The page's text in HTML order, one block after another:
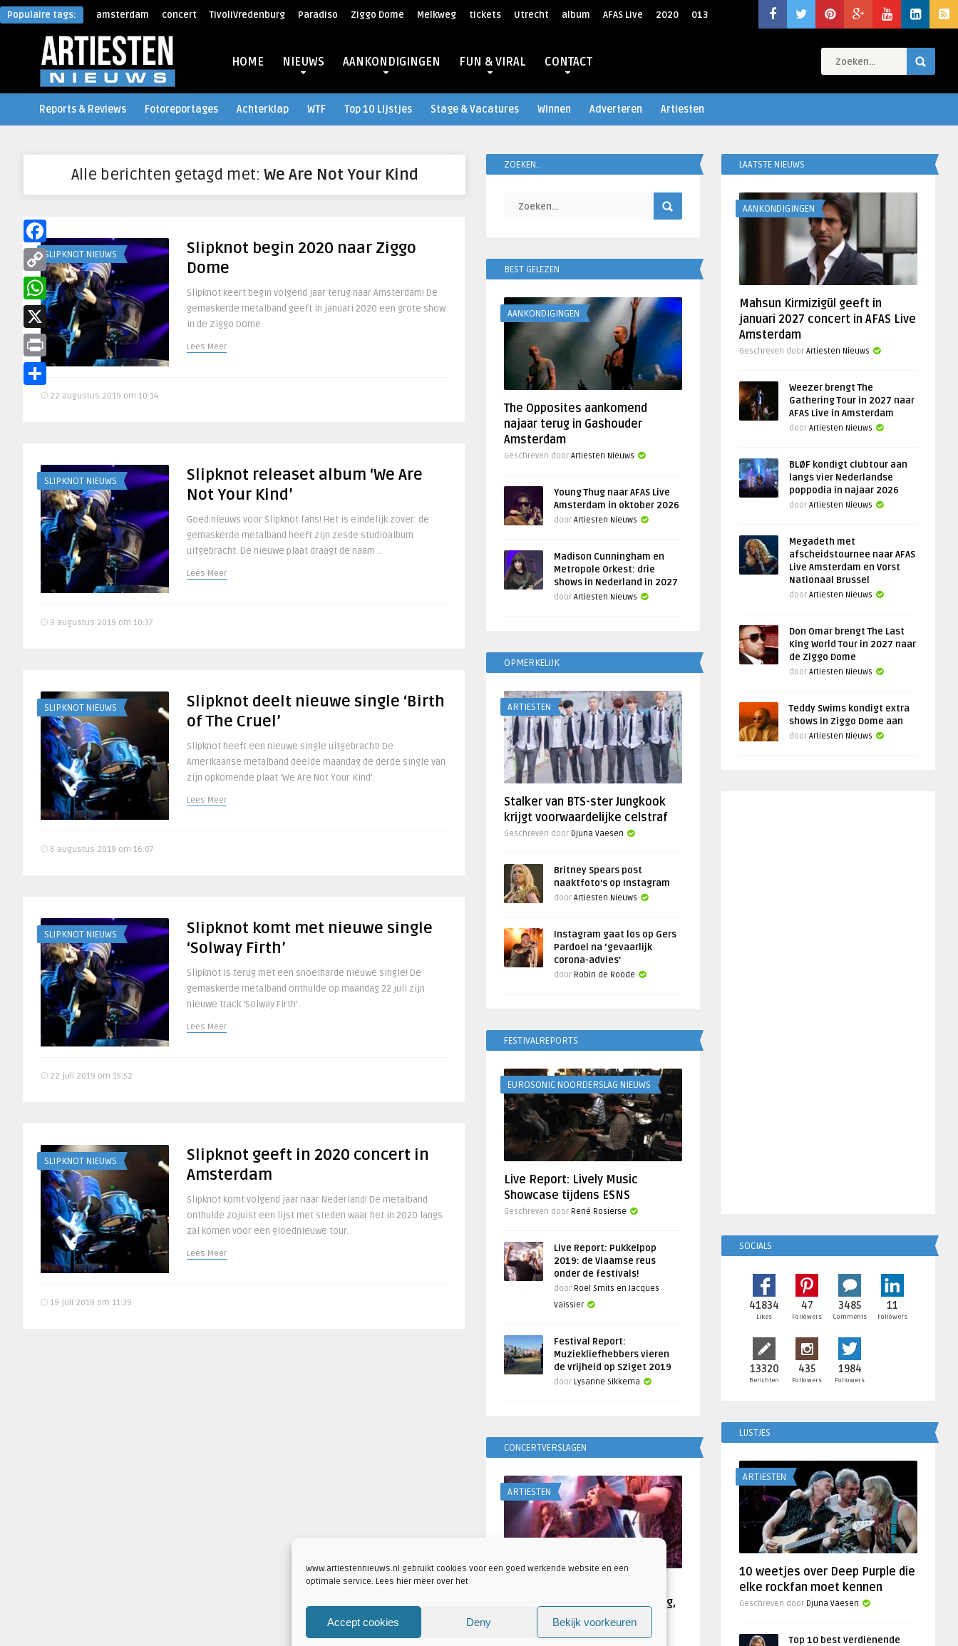
www.artiestennieuws.nl gebruikt cookies voor een goed werkende website en een
optimale service. Lees hier meer over het
Accept cookies Deny Bekijk voorkeuren
Populaire tags: amsterdam concert TivoliVredenburg Paradiso Ziggo Dome Melkweg tickets Utrecht album AFAS Live 2020 013
HOME NIEUWS AANKONDIGINGEN FUN & VIRAL CONTACT
Reports & Reviews Fotoreportages Achterklap WTF Top 10 Lijstjes Stage & Vacatures Winnen Adverteren Artiesten
Alle berichten getagd met: We Are Not Your Kind
SLIPKNOT NIEUWS
Slipknot begin 2020 naar Ziggo
Dome
Slipknot keert begin volgend jaar terug naar Amsterdam! De
gemaskerde metalband geeft in januari 2020 een grote show
in de Ziggo Dome.
Lees Meer
22 augustus 2019 om 10:14
SLIPKNOT NIEUWS
Slipknot releaset album ‘We Are
Not Your Kind’
Goed nieuws voor Slipknot fans! Het is eindelijk zover: de
gemaskerde metalband heeft zijn zesde studioalbum
uitgebracht. De nieuwe plaat draagt de naam ..
Lees Meer
9 augustus 2019 om 10:37
SLIPKNOT NIEUWS
Slipknot deelt nieuwe single ‘Birth
of The Cruel’
Slipknot heeft een nieuwe single uitgebracht! De
Amerikaanse metalband deelde maandag de derde single van
zijn opkomende plaat ‘We Are Not Your Kind’.
Lees Meer
6 augustus 2019 om 16:07
SLIPKNOT NIEUWS
Slipknot komt met nieuwe single
‘Solway Firth’
Slipknot is terug met een snoeiharde nieuwe single! De
gemaskerde metalband onthulde op maandag 22 juli zijn
nieuwe track ‘Solway Firth’.
Lees Meer
22 juli 2019 om 15:52
SLIPKNOT NIEUWS
Slipknot geeft in 2020 concert in
Amsterdam
Slipknot komt volgend jaar naar Nederland! De metalband
onthulde zojuist een lijst met steden waar het in 2020 langs
zal komen voor een gloednieuwe tour.
Lees Meer
19 juli 2019 om 11:39
ZOEKEN..
BEST GELEZEN
AANKONDIGINGEN
The Opposites aankomend
najaar terug in Gashouder
Amsterdam
Geschreven door Artiesten Nieuws
Young Thug naar AFAS Live
Amsterdam in oktober 2026
door Artiesten Nieuws
Madison Cunningham en
Metropole Orkest: drie
shows in Nederland in 2027
door Artiesten Nieuws
OPMERKELIJK
ARTIESTEN
Stalker van BTS-ster Jungkook
krijgt voorwaardelijke celstraf
Geschreven door Djuna Vaesen
Britney Spears post
naaktfoto’s op Instagram
door Artiesten Nieuws
Instagram gaat los op Gers
Pardoel na ‘gevaarlijk
corona-advies’
door Robin de Roode
FESTIVALREPORTS
EUROSONIC NOORDERSLAG NIEUWS
Live Report: Lively Music
Showcase tijdens ESNS
Geschreven door René Rosierse
Live Report: Pukkelpop
2019: de Vlaamse reus
onder de festivals!
door Roel Smits en Jacques
Vaissier
Festival Report:
Muziekliefhebbers vieren
de vrijheid op Sziget 2019
door Lysanne Sikkema
CONCERTVERSLAGEN
ARTIESTEN
Atlantis en Xandria in De Helling,
Geschreven door
LAATSTE NIEUWS
AANKONDIGINGEN
Mahsun Kirmizigül geeft in
januari 2027 concert in AFAS Live
Amsterdam
Geschreven door Artiesten Nieuws
Weezer brengt The
Gathering Tour in 2027 naar
AFAS Live in Amsterdam
door Artiesten Nieuws
BLØF kondigt clubtour aan
langs vier Nederlandse
poppodia in najaar 2026
door Artiesten Nieuws
Megadeth met
afscheidstournee naar AFAS
Live Amsterdam en Vorst
Nationaal Brussel
door Artiesten Nieuws
Don Omar brengt The Last
King World Tour in 2027 naar
de Ziggo Dome
door Artiesten Nieuws
Teddy Swims kondigt extra
shows in Ziggo Dome aan
door Artiesten Nieuws
SOCIALS
41834
Likes
47
Followers
3485
Comments
11
Followers
13320
Berichten
435
Followers
1984
Followers
LIJSTJES
ARTIESTEN
10 weetjes over Deep Purple die
elke rockfan moet kennen
Geschreven door Djuna Vaesen
Top 10 best verdienende
Facebook
Copy
Link
WhatsApp
X
Print
Delen